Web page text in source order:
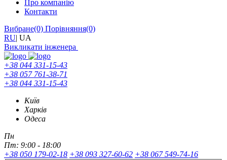
Про компанію
Контакти
Вибране(0) Порівняння(0)
RU| UA
Викликати інженера
+38 044 331-15-43
+38 057 761-38-71
+38 044 331-15-43
Київ
Харків
Одеса
Пн
Пт: 9:00 - 18:00
+38 050 179-02-18 +38 093 327-60-62 +38 067 549-74-16